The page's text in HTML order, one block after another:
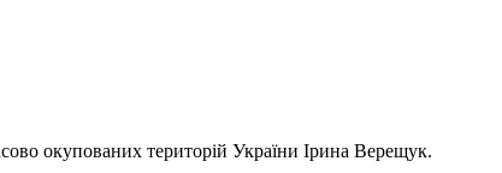
окупованих територій України Ірина Верещук.